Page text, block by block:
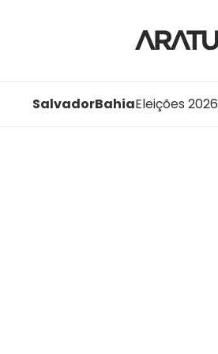
SalvadorBahiaEleições 2026